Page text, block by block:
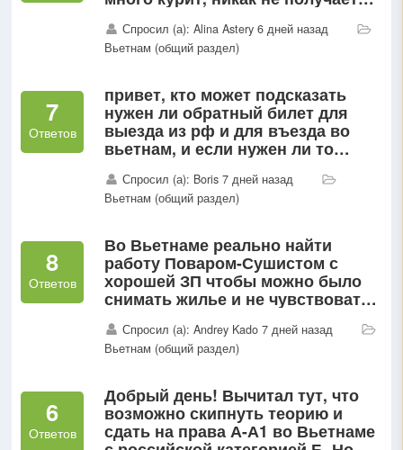
отведенные места?
Спросил (а): Alina Astery 6 дней назад
Вьетнам (общий раздел)
7
Ответов
привет, кто может подсказать
нужен ли обратный билет для
выезда из рф и для въезда во
вьетнам, и если нужен ли то
условный тайланд а не обратно в
рф?
Спросил (а): Boris 7 дней назад
Вьетнам (общий раздел)
8
Ответов
Во Вьетнаме реально найти
работу Поваром-Сушистом с
хорошей ЗП чтобы можно было
снимать жилье и не чувствовать
языковой барьер,если знаешь
только русский язык?
Спросил (а): Andrey Kado 7 дней назад
Вьетнам (общий раздел)
6
Ответов
Добрый день! Вычитал тут, что
возможно скипнуть теорию и
сдать на права А-А1 во Вьетнаме